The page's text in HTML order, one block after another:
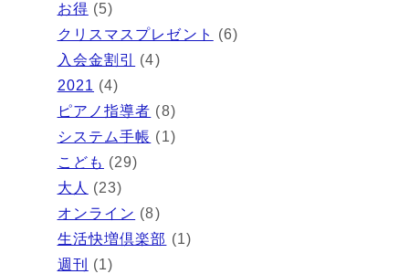
お得 (5)
クリスマスプレゼント
(6)
入会金割引
(4)
2021 (4)
ピアノ指導者 (8)
システム手帳 (1)
こども (29)
大人
(23)
オンライン (8)
生活快増倶楽部 (1)
週刊
(1)